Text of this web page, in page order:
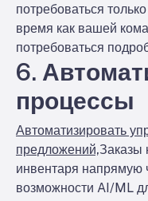
потребоваться
время как вашей
потребоваться
6.
процессы
Автоматизировать
предложений,Заказы
инвентаря напрямую
возможности AI/ML